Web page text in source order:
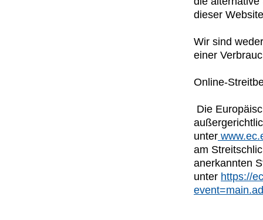
dieser
Wir sind
einer
Online-
Die
unter
am
anerkannten
unter https://